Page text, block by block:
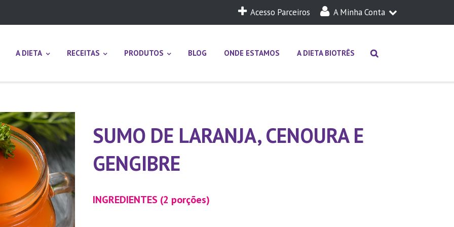
Acesso Parceiros A Minha Conta
Login
A DIETA RECEITAS PRODUTOS BLOG ONDE ESTAMOS A DIETA BIOTRÊS
SUMO DE LARANJA, CENOURA E
GENGIBRE
INGREDIENTES (2 porções)